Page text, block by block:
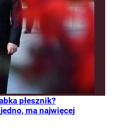
płesznik?
ma najwięcej